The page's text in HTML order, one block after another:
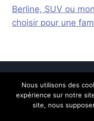
Berline, SUV ou
choisir pour une
© 2026 Calais
Nous utilisons des
expérience sur notre
site, nous